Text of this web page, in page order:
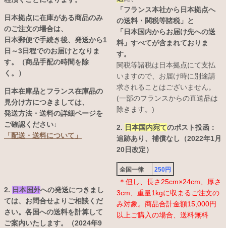
日本拠点に在庫がある商品のみ
のご注文の場合は、
日本郵便で手続き後、発送から1
日～3日程でのお届けとなりま
す。（商品手配の時間を除
く。）
日本在庫品とフランス在庫品の
見分け方につきましては、
発送方法・送料の詳細ページを
ご確認ください↓
「配送・送料について」
2. 日本国外への発送につきまし
ては、お問合せよりご相談くだ
さい。各国への送料を計算して
ご案内いたします。（2024年9
「フランス本社から日本拠点へ
の送料・関税等諸税」と
「日本国内からお届け先への送
料」すべてが含まれておりま
す。
関税等諸税は日本拠点にて支払
いますので、お届け時に別途請
求されることはございません。
(一部のフランスからの直送品は
除きます。)
2. 日本国内宛てのポスト投函：
追跡あり、補償なし（2022年1月
20日改定）
全国一律 250円
＊但し、長さ25cm×24cm、厚さ
3cm、重量1kgに収まるご注文の
み対象。商品合計金額15,000円
以上ご購入の場合、送料無料